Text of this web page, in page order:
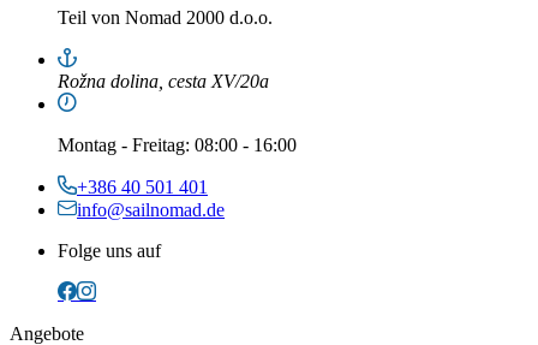
Teil von Nomad 2000 d.o.o.
Rožna dolina, cesta XV/20a
Montag - Freitag: 08:00 - 16:00
+386 40 501 401
info@sailnomad.de
Folge uns auf
Angebote